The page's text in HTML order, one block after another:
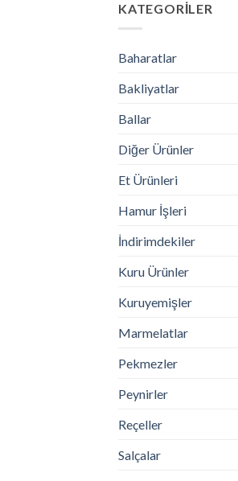
KATEGORILER
Baharatlar
Bakliyatlar
Ballar
Diğer Ürünler
Et Ürünleri
Hamur İşleri
İndirimdekiler
Kuru Ürünler
Kuruyemişler
Marmelatlar
Pekmezler
Peynirler
Reçeller
Salçalar